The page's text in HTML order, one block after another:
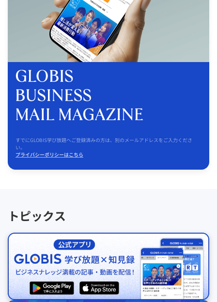
すでにGLOBIS学び放題へご登録済みの方は、別のメールアドレスをご入力くださ
い。
プライバシーポリシーはこちら
トピックス